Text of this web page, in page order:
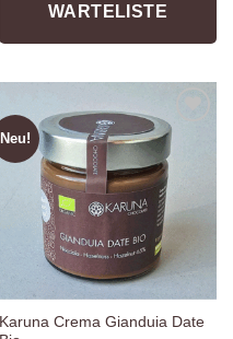
WARTELISTE
Neu!
Zur
Wunschliste
hinzufügen
Karuna Crema Gianduia Date